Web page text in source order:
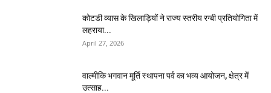
कोटडी व्यास के खिलाड़ियों ने राज्य स्तरीय रग्बी प्रतियोगिता में
लहराया...
April 27, 2026
वाल्मीकि भगवान मूर्ति स्थापना पर्व का भव्य आयोजन, क्षेत्र में
उत्साह...